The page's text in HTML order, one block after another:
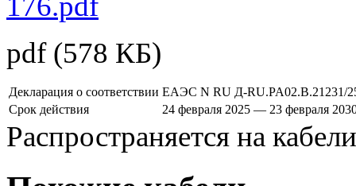
pdf(578 КБ)
Декларация о соответствии ЕАЭС N RU Д-RU.PA02.B.21231/
Срок действия
24 февраля 2025 — 23 февраля
Распространяется на